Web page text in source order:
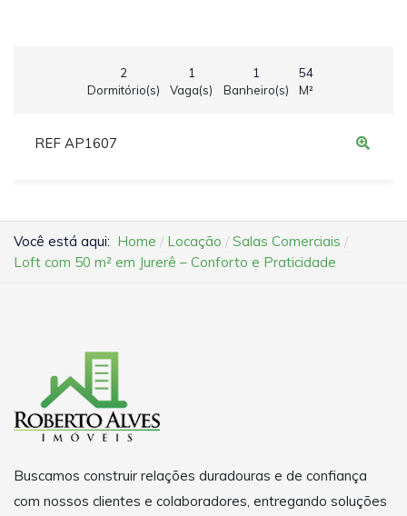
2
Dormitório(s)
1
Vaga(s)
1
Banheiro(s)
54
M²
REF AP1607
Você está aqui: Home Locação
Salas Comerciais
Loft com 50 m² em Jurerê – Conforto e Praticidade
Buscamos construir relações duradouras e de confiança
com nossos clientes e colaboradores, entregando soluções